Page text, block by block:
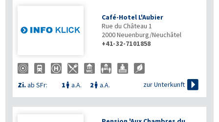
Café-Hotel L'Aubier
Rue du Château 1
2000Neuenburg/Neuchâtel
+41-32-7101858
Zi.ab SFr: 1  a.A. 2  a.A. zur Unterkunft 